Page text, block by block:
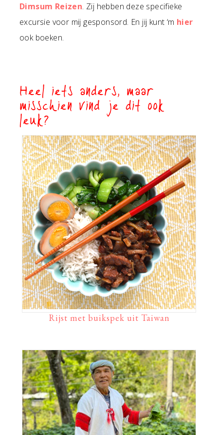
Dimsum Reizen. Zij hebben deze specifieke
excursie voor mij gesponsord. En jij kunt ‘m hier
ook boeken.
Heel iets anders, maar
misschien vind je dit ook
leuk?
Rijst met buikspek uit Taiwan